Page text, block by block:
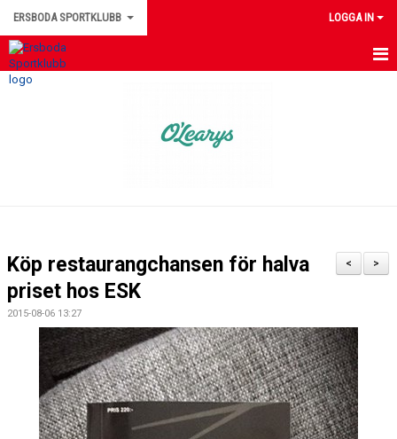
ERSBODA SPORTKLUBB LOGGA IN
HEM
ERSBODA SK STYRELSE
DOKUMENT
LEDARINFORMATION
KALENDER
HYRA/BOKA FOTBOLLSPLAN FÖR ICKE MEDLEMMAR
>
<
Köp restaurangchansen för halva
priset hos ESK
2015-08-06 13:27